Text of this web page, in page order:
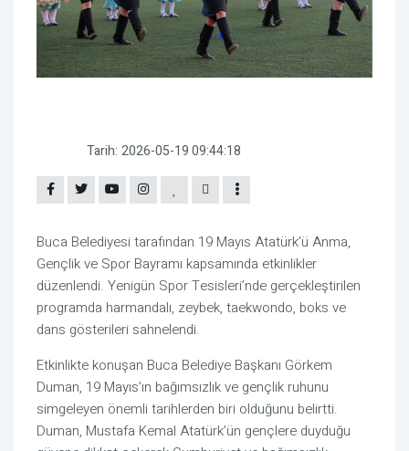
Tarih: 2026-05-19 09:44:18
Buca Belediyesitarafından 19 Mayıs Atatürk’ü Anma,
Gençlik ve Spor Bayramı kapsamında etkinlikler
düzenlendi. Yenigün Spor Tesisleri’nde gerçekleştirilen
programda harmandalı, zeybek, taekwondo, boks ve
dans gösterileri sahnelendi.
Etkinlikte konuşan Buca Belediye Başkanı Görkem
Duman, 19 Mayıs’ın bağımsızlık ve gençlik ruhunu
simgeleyen önemli tarihlerden biri olduğunu belirtti.
Duman, Mustafa Kemal Atatürk’ün gençlere duyduğu